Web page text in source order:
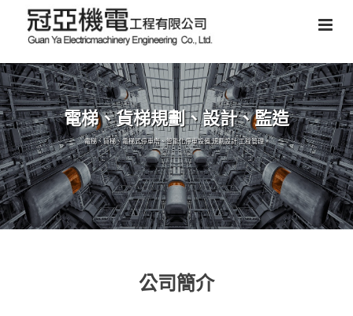
電梯、貨梯規劃、設計、監造
電梯、貨梯、電梯式停車塔、智能化停車設備,規劃設計,工程管理。
公司簡介